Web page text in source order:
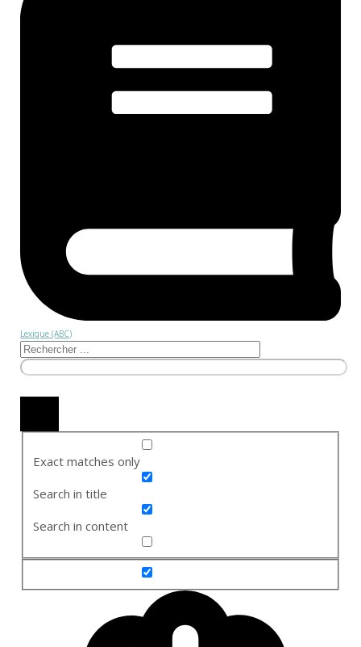
Lexique (ABC)
Exact matches only
Search in title
Search in content